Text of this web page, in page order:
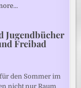
Jugendbücher
Freibad
den Sommer im
nicht nur Raum